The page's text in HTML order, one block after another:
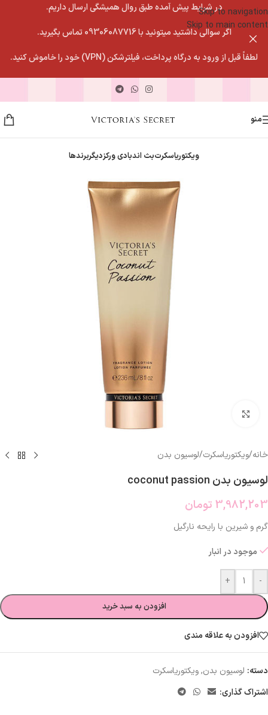
Skip to navigation
Skip to main content
در شرایط پیش آمده طبق روال همیشگی ارسال داریم.
اگر سوالی داشتید میتونید با 09306087716 تماس بگیرید.
لطفاً قبل از ورود به درگاه پرداخت، فیلترشکن (VPN) خود را خاموش کنید.
منو
ویکتوریاسکرتبث اندبادی ورکزدیگربرندها
خانه/ویکتوریاسکرت/لوسیون بدن
لوسیون بدن coconut passion
3,982,203 تومان
گرم و شیرین با رایحه نارگیل
موجود در انبار
-
+
افزودن به سبد خرید
افزودن به علاقه مندی
دسته: لوسیون بدن,ویکتوریاسکرت
اشتراک گذاری: